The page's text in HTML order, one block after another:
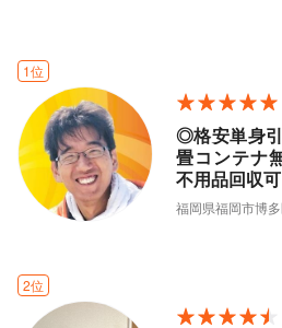
1位
◎格安単身
畳コンテナ
不用品回収可
福岡県福岡市博
2位